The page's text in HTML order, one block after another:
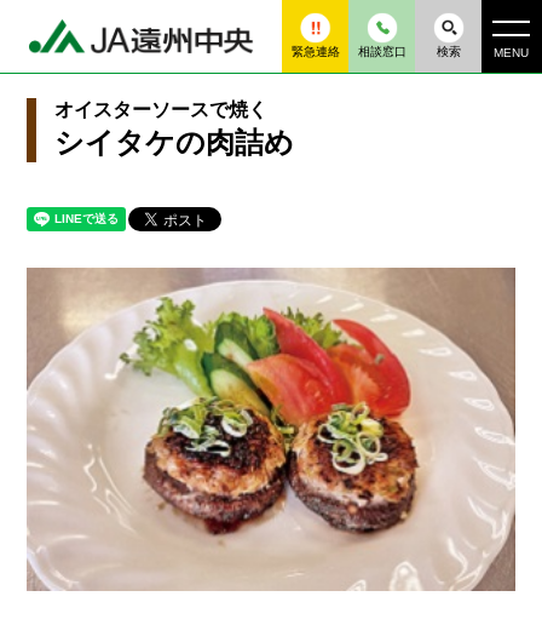
緊急連絡 相談窓口 検索 MENU
オイスターソースで焼く
シイタケの肉詰め